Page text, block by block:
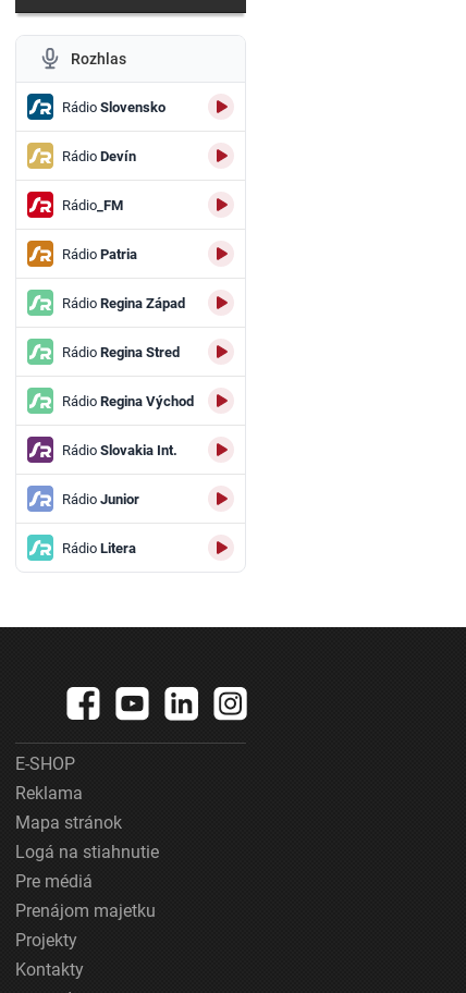
Rozhlas
RádioSlovensko
RádioDevín
Rádio_FM
RádioPatria
RádioRegina Západ
RádioRegina Stred
RádioRegina Východ
RádioSlovakia Int.
RádioJunior
RádioLitera
E-SHOP
Reklama
Mapa stránok
Logá na stiahnutie
Pre médiá
Prenájom majetku
Projekty
Kontakty